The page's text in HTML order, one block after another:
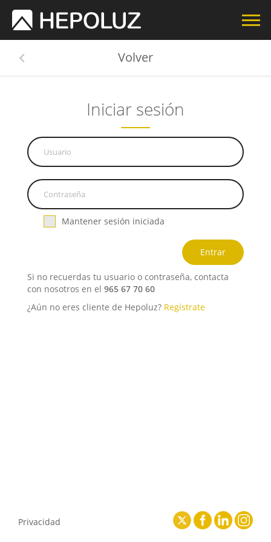
Volver
Iniciar sesión
Mantener sesión iniciada
Si no recuerdas tu usuario o contraseña, contacta
con nosotros en el 965 67 70 60
¿Aún no eres cliente de Hepoluz? Regístrate
Privacidad